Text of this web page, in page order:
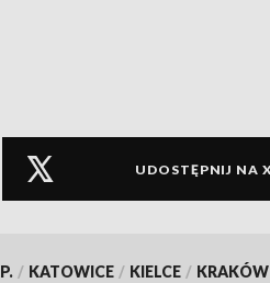
UDOSTĘPNIJ NA
/ KATOWICE / KIELCE / KRAKÓW